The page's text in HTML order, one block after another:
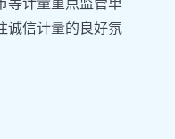
等计量重点监管单
诚信计量的良好氛